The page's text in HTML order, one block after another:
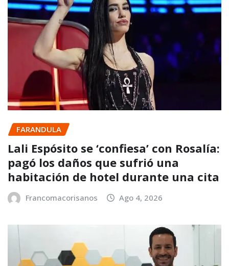
FARANDULA
Lali Espósito se ‘confiesa’ con Rosalía:
pagó los daños que sufrió una
habitación de hotel durante una cita
Francomacorisanos Ago 4, 2026